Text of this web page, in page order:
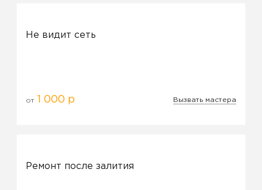
Не видит сеть
от 1 000 р Вызвать мастера
Ремонт после залития